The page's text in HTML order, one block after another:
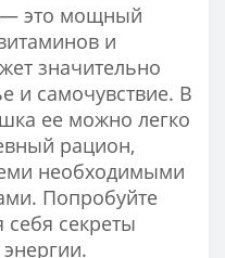
— это мощный
и
значительно
и самочувствие. В
ее можно легко
рацион,
необходимыми
Попробуйте
себя секреты